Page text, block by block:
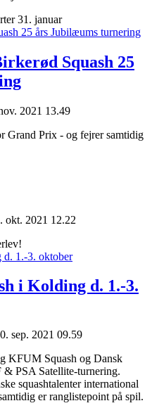
31. januar
Squash 25
2021 13.49
Grand Prix - og fejrer samtidig
okt. 2021 12.22
i Kolding d. 1.-3.
sep. 2021 09.59
KFUM Squash og Dansk
PSA Satellite-turnering.
squashtalenter international
er ranglistepoint på spil.